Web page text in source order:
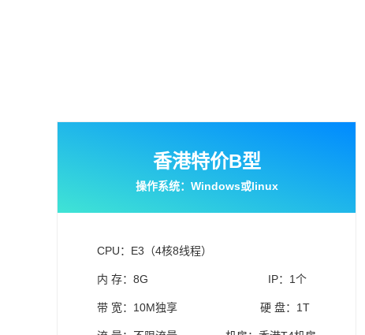
香港特价B型
操作系统：Windows或linux
CPU：E3（4核8线程）
内 存：8G IP：1个
带 宽：10M独享 硬 盘：1T